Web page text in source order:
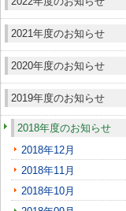
2021年度のお知らせ
2020年度のお知らせ
2019年度のお知らせ
2018年度のお知らせ
2018年12月
2018年11月
2018年10月